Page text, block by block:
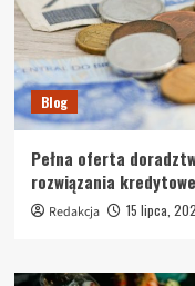
Blog
Pełna oferta
rozwiązania
Redakcja 15 lipca,